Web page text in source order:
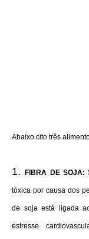
Abaixo cito três
FIBRA DE SOJA:
tóxica por causa dos
de soja está ligada
estresse